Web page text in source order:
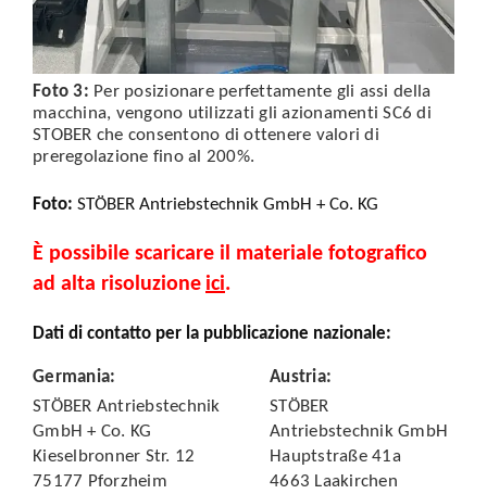
Foto 3: Per posizionare perfettamente gli assi della
macchina, vengono utilizzati gli azionamenti SC6 di
STOBER che consentono di ottenere valori di
preregolazione fino al 200%.
Foto: STÖBER Antriebstechnik GmbH + Co. KG
È possibile scaricare il materiale fotografico
ad alta risoluzione ici.
Dati di contatto per la pubblicazione nazionale:
Germania: Austria:
STÖBER Antriebstechnik
GmbH + Co. KG
Kieselbronner Str. 12
75177 Pforzheim
STÖBER
Antriebstechnik GmbH
Hauptstraße 41a
4663 Laakirchen